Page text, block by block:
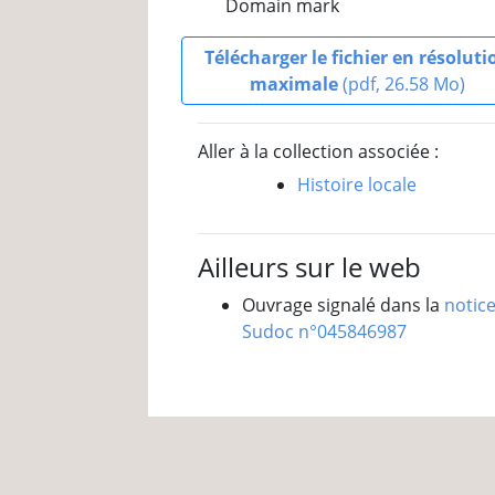
Domain mark
Télécharger le fichier en
maximale(pdf, 26.58 Mo)
Aller à la collection associée :
Histoire locale
Ailleurs sur le web
Ouvrage signalé dans la
Sudoc n°045846987